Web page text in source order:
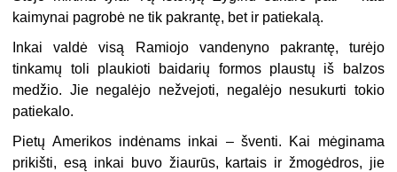
kaimynai pagrobė ne tik pakrantę, bet ir patiekalą.
Inkai valdė visą Ramiojo vandenyno pakrantę, turėjo
tinkamų toli plaukioti baidarių formos plaustų iš balzos
medžio. Jie negalėjo nežvejoti, negalėjo nesukurti tokio
patiekalo.
Pietų Amerikos indėnams inkai – šventi. Kai mėginama
prikišti, esą inkai buvo žiaurūs, kartais ir žmogėdros, jie